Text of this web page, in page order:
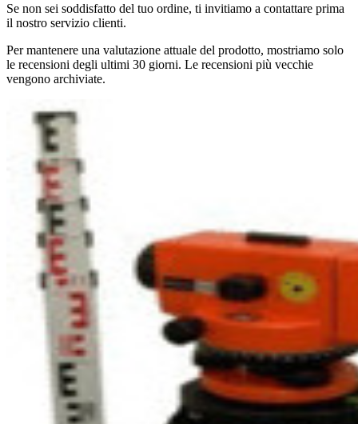
Se non sei soddisfatto del tuo ordine, ti invitiamo a contattare prima
il nostro servizio clienti.
Per mantenere una valutazione attuale del prodotto, mostriamo solo
le recensioni degli ultimi 30 giorni. Le recensioni più vecchie
vengono archiviate.